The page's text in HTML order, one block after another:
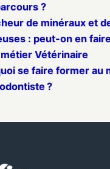
?
de minéraux et
: peut-on en
Vétérinaire
se faire former au
?